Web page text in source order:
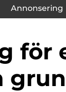
Annonsering